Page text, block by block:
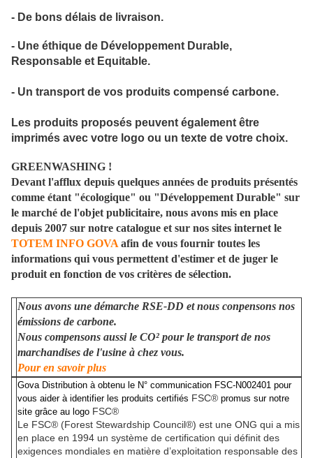
- De bons délais de livraison.
- Une éthique de Développement Durable,
Responsable et Equitable.
- Un transport de vos produits compensé carbone.
Les produits proposés peuvent également être
imprimés avec votre logo ou un texte de votre choix.
GREENWASHING !
Devant l'afflux depuis quelques années de produits présentés
comme étant "écologique" ou "Développement Durable" sur
le marché de l'objet publicitaire, nous avons mis en place
depuis 2007 sur notre catalogue et sur nos sites internet le
TOTEM INFO GOVA afin de vous fournir toutes les
informations qui vous permettent d'estimer et de juger le
produit en fonction de vos critères de sélection.
Nous avons une démarche RSE-DD et nous conpensons nos
émissions de carbone.
Nous compensons aussi le CO² pour le transport de nos
marchandises de l'usine à chez vous.
Pour en savoir plus
Gova Distribution à obtenu le N° communication FSC-N002401 pour
vous aider à identifier les produits certifiés FSC® promus sur notre
site grâce au logo FSC®
Le FSC® (Forest Stewardship Council®) est une ONG qui a mis
en place en 1994 un système de certification qui définit des
exigences mondiales en matière d’exploitation responsable des